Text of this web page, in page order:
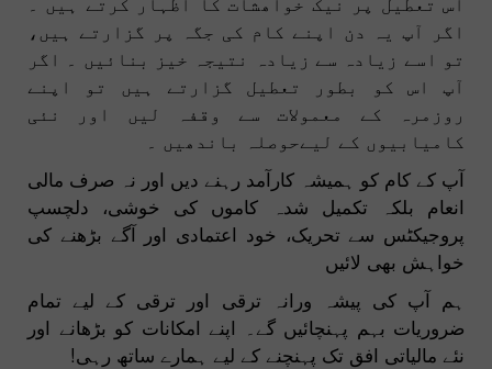
اگر آپ یہ دن اپنے کام کی جگہ پر گزارتے ہیں،
تو اسے زیادہ سے زیادہ نتیجہ خیز بنائیں ۔ اگر
آپ اس کو بطور تعطیل گزارتے ہیں تو اپنے
روزمرہ کے معمولات سے وقفہ لیں اور نئی
کامیابیوں کے لیےحوصلہ باندھیں ۔
آپ کے کام کو ہمیشہ کارآمد رہنے دیں اور نہ صرف مالی
انعام بلکہ تکمیل شدہ کاموں کی خوشی، دلچسپ
پروجیکٹس سے تحریک، خود اعتمادی اور آگے بڑھنے کی
خواہش بھی لائیں
ہم آپ کی پیشہ ورانہ ترقی اور ترقی کے لیے تمام
ضروریات بہم پہنچائیں گے۔ اپنے امکانات کو بڑھانے اور
نئے مالیاتی افق تک پہنچنے کے لیے ہمارے ساتھ رہی!